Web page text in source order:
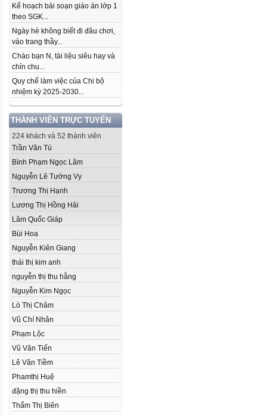
Kế hoạch bài soạn giáo án lớp 1
theo SGK...
Ngày hè không biết đi đâu chơi,
vào trang thầy...
Chào bạn N, tài liệu siêu hay và
chỉn chu...
Quy chế làm việc của Chi bộ
nhiệm kỳ 2025-2030...
THÀNH VIÊN TRỰC TUYẾN
224 khách và 52 thành viên
Trần Văn Tú
Bình Phạm Ngọc Lâm
Nguyễn Lê Tường Vy
Trương Thị Hạnh
Lương Thị Hồng Hải
Lâm Quốc Giáp
Bùi Hoa
Nguyễn Kiên Giang
thái thị kim anh
nguyễn thị thu hằng
Nguyễn Kim Ngọc
Lò Thị Châm
Vũ Chí Nhân
Phạm Lộc
Vũ Văn Tiến
Lê Văn Tiềm
Phamthị Huệ
đặng thị thu hiền
Thẩm Thị Biên